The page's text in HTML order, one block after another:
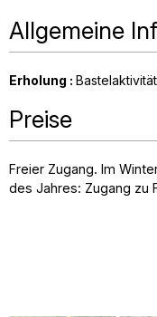
Allgemeine
Erholung :
Preise
Freier Zugang. Im
des Jahres: Zugang zu